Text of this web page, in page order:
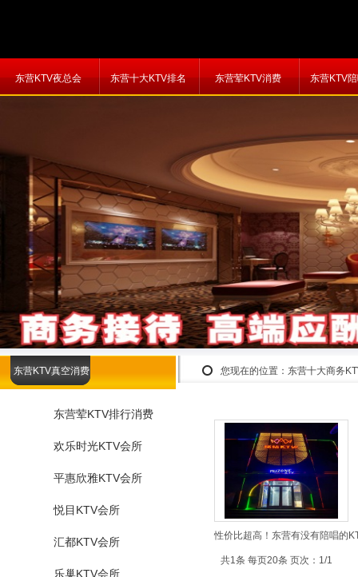
东营KTV夜总会 东营十大KTV排名 东营荤KTV消费 东营KTV
您现在的位置： 东营十大商务
东营KTV真空消费
东营荤KTV排行消费
欢乐时光KTV会所
平惠欣雅KTV会所
悦目KTV会所
汇都KTV会所
乐巢KTV会所
性价比超高！东营有没有陪唱的
共1条 每页20条 页次：1/1